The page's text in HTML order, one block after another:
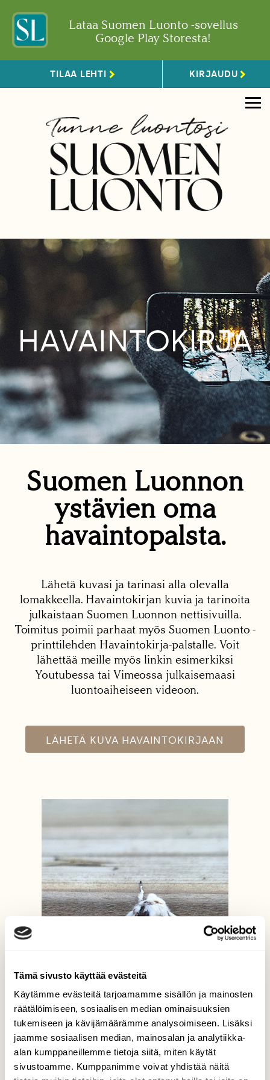
Tämä sivusto käyttää evästeitä
Käytämme evästeitä tarjoamamme sisällön ja mainosten
räätälöimiseen, sosiaalisen median ominaisuuksien
tukemiseen ja kävijämäärämme analysoimiseen. Lisäksi
jaamme sosiaalisen median, mainosalan ja analytiikka-
alan kumppaneillemme tietoja siitä, miten käytät
sivustoamme. Kumppanimme voivat yhdistää näitä
Lataa Suomen Luonto -sovellus
Google Play Storesta!
TILAA LEHTI KIRJAUDU
HAVAINTOKIRJA
Suomen Luonnon
ystävien oma
havaintopalsta.
Lähetä kuvasi ja tarinasi alla olevalla
lomakkeella. Havaintokirjan kuvia ja tarinoita
julkaistaan Suomen Luonnon nettisivuilla.
Toimitus poimii parhaat myös Suomen Luonto -
printtilehden Havaintokirja-palstalle. Voit
lähettää meille myös linkin esimerkiksi
Youtubessa tai Vimeossa julkaisemaasi
luontoaiheiseen videoon.
LÄHETÄ KUVA HAVAINTOKIRJAAN